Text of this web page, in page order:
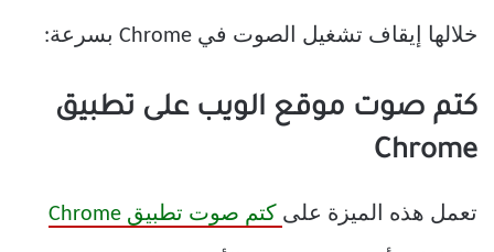
خلالها إيقاف تشغيل الصوت في Chrome بسرعة:
كتم صوت موقع الويب على تطبيق
Chrome
تعمل هذه الميزة على كتم صوت تطبيق Chrome